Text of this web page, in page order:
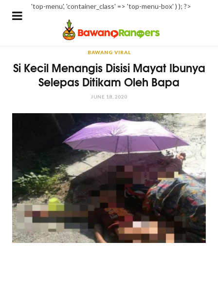
'top-menu', 'container_class' => 'top-menu-box' ) ); ?>
BAWANG VIRAL
Si Kecil Menangis Disisi Mayat Ibunya
Selepas Ditikam Oleh Bapa
JUNE 18, 2020